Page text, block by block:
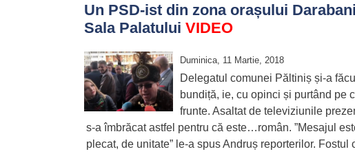
Un PSD-ist din zona orașului
Sala Palatului VIDEO
Duminica, 11 Martie, 2018
Delegatul comunei Păltiniș și-a
bundiță, ie, cu opinci și purtând pe
frunte. Asaltat de televiziunile
s-a îmbrăcat astfel pentru că este…român. ”Mesajul
plecat, de unitate” le-a spus Andruș reporterilor.